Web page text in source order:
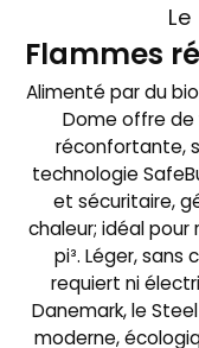
Flammes
Alimenté par du
Dome offre de
réconfortante,
technologie
et sécuritaire,
chaleur; idéal pour
pi³. Léger,
requiert ni
Danemark, le
moderne,